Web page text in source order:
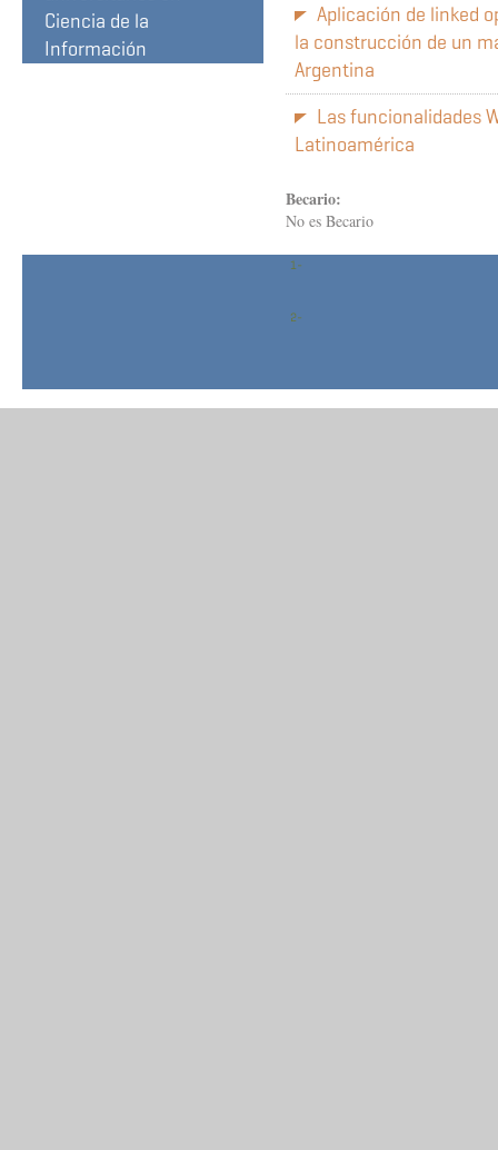
Ciencia de la
Información
Aplicación de linked
la construcción de un
Argentina
Las funcionalidades
Latinoamérica
Becario:
No es Becario